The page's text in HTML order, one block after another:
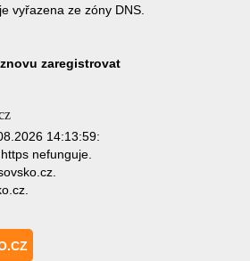
vyřazena ze zóny DNS.
zaregistrovat
14:13:59:
nefunguje.